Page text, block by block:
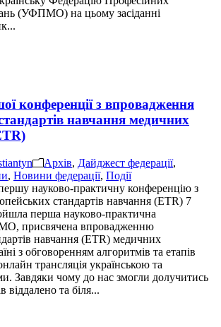
(УФПМО) на цьому засіданні
конференції з впровадження
навчання медичних
Aрхів, Дайджест федерації,
, Новини федерації, Події
науково-практичну конференцію з
стандартів навчання (ETR) 7
перша науково-практична
присвячена впровадженню
навчання (ETR) медичних
з обговоренням алгоритмів та етапів
трансляція українською та
Завдяки чому до нас змогли долучитись
віддалено та біля...